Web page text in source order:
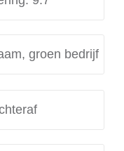
groen bedrijf